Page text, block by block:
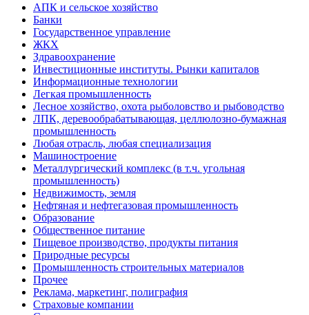
АПК и сельское хозяйство
Банки
Государственное управление
ЖКХ
Здравоохранение
Инвестиционные институты. Рынки капиталов
Информационные технологии
Легкая промышленность
Лесное хозяйство, охота рыболовство и рыбоводство
ЛПК, деревообрабатывающая, целлюлозно-бумажная
промышленность
Любая отрасль, любая специализация
Машиностроение
Металлургический комплекс (в т.ч. угольная
промышленность)
Недвижимость, земля
Нефтяная и нефтегазовая промышленность
Образование
Общественное питание
Пищевое производство, продукты питания
Природные ресурсы
Промышленность строительных материалов
Прочее
Реклама, маркетинг, полиграфия
Страховые компании